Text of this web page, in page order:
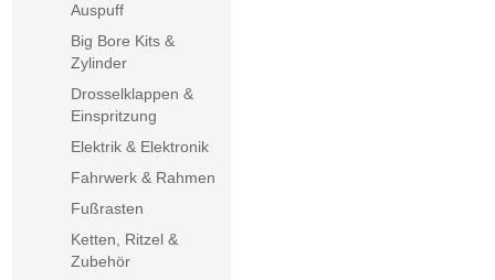
Auspuff
Big Bore Kits &
Zylinder
Drosselklappen &
Einspritzung
Elektrik & Elektronik
Fahrwerk & Rahmen
Fußrasten
Ketten, Ritzel &
Zubehör